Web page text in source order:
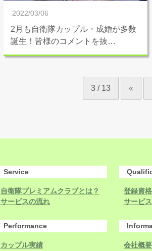
2022/03/06
2月も自衛隊カップル・成婚が多数
誕生！皆様のコメントを抜…
3 / 13 «
Service
自衛隊プレミアムクラブとは？
サービスの流れ
登録資格
サービ
Performance
カップル実績
会社概要